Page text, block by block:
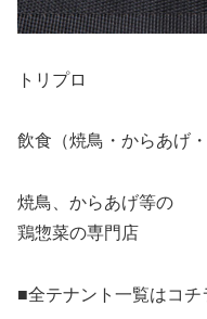
トリプロ
飲食（焼鳥・からあげ・
焼鳥、からあげ等の
鶏惣菜の専門店
■全テナント一覧はコチ